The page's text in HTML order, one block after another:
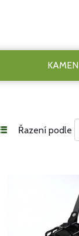
Řazení podle